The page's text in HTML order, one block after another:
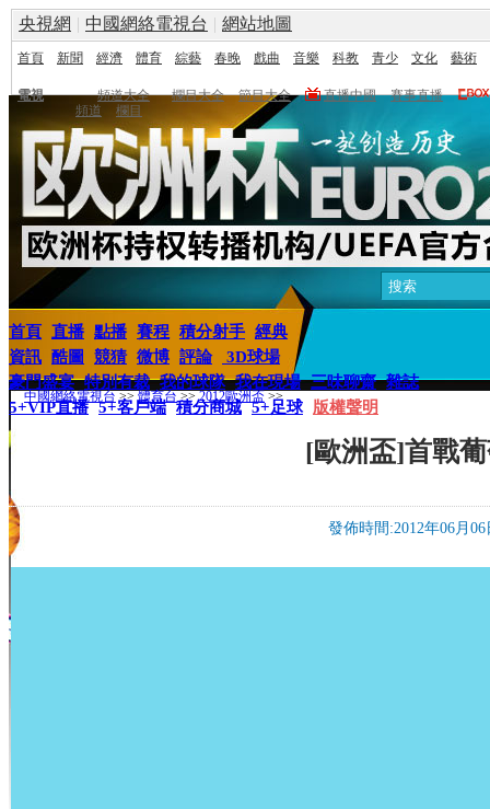
央視網 | 中國網絡電視台 | 網站地圖
首頁 新聞 經濟 體育 綜藝 春晚 戲曲 音樂 科教 青少 文化 藝術
電視 頻道大全 欄目大全 節目大全 直播中國
賽事直播
頻道
欄目
首頁 直播 點播 賽程 積分射手 經典
資訊 酷圖 競猜 微博 評論
3D球場
豪門盛宴 特別有裁 我的球隊 我在現場 三味聊齋 雜誌
5+VIP直播 5+客戶端 積分商城 5+足球 版權聲明
中國網絡電視台 >>體育台 >>2012歐洲盃 >>
[歐洲盃]首戰
發佈時間:2012年06月